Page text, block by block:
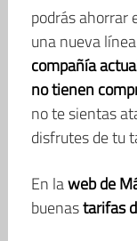
podrás ahorrar
una nueva
compañía
no tienen
no te sientas
disfrutes de tu
En laweb de
buenastarifas